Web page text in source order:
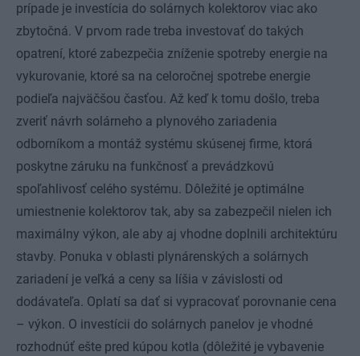
prípade je investícia do solárnych kolektorov viac ako
zbytočná. V prvom rade treba investovať do takých
opatrení, ktoré zabezpečia zníženie spotreby energie na
vykurovanie, ktoré sa na celoročnej spotrebe energie
podieľa najväčšou časťou. Až keď k tomu došlo, treba
zveriť návrh solárneho a plynového zariadenia
odborníkom a montáž systému skúsenej firme, ktorá
poskytne záruku na funkčnosť a prevádzkovú
spoľahlivosť celého systému. Dôležité je optimálne
umiestnenie kolektorov tak, aby sa zabezpečil nielen ich
maximálny výkon, ale aby aj vhodne doplnili architektúru
stavby. Ponuka v oblasti plynárenských a solárnych
zariadení je veľká a ceny sa líšia v závislosti od
dodávateľa. Oplatí sa dať si vypracovať porovnanie cena
– výkon. O investícii do solárnych panelov je vhodné
rozhodnúť ešte pred kúpou kotla (dôležité je vybavenie